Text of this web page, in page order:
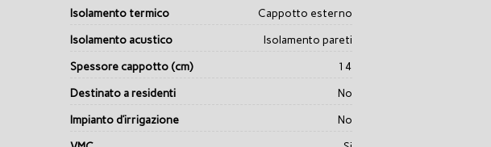
Isolamento termico
Cappotto esterno
Isolamento acustico
Isolamento pareti
Spessore cappotto (cm)
14
Destinato a residenti
No
Impianto d’irrigazione
No